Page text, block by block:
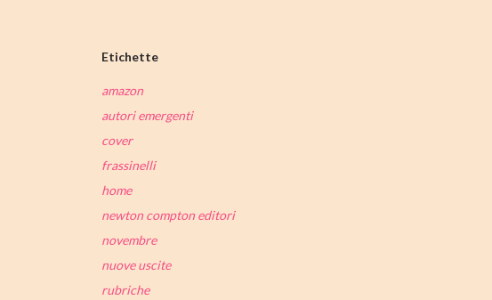
Etichette
amazon
autori emergenti
cover
frassinelli
home
newton compton editori
novembre
nuove uscite
rubriche